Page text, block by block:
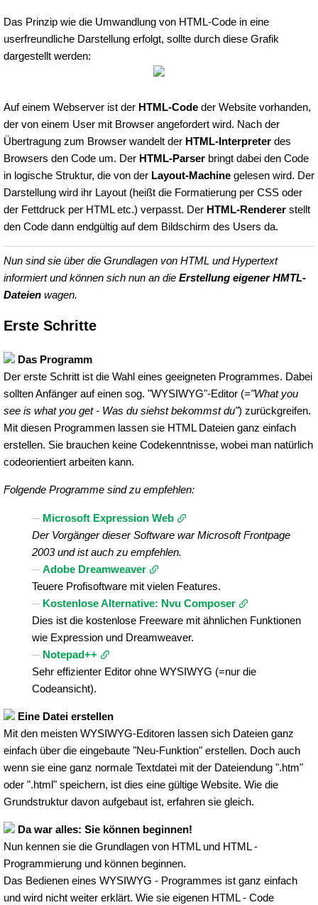
Das Prinzip wie die Umwandlung von HTML-Code in eine
userfreundliche Darstellung erfolgt, sollte durch diese Grafik
dargestellt werden:
Auf einem Webserver ist der HTML-Code der Website vorhanden,
der von einem User mit Browser angefordert wird. Nach der
Übertragung zum Browser wandelt der HTML-Interpreter des
Browsers den Code um. Der HTML-Parser bringt dabei den Code
in logische Struktur, die von der Layout-Machine gelesen wird. Der
Darstellung wird ihr Layout (heißt die Formatierung per CSS oder
der Fettdruck per HTML etc.) verpasst. Der HTML-Renderer stellt
den Code dann endgültig auf dem Bildschirm des Users da.
Nun sind sie über die Grundlagen von HTML und Hypertext
informiert und können sich nun an die Erstellung eigener HMTL-
Dateien wagen.
Erste Schritte
Das Programm
Der erste Schritt ist die Wahl eines geeigneten Programmes. Dabei
sollten Anfänger auf einen sog. "WYSIWYG"-Editor (="What you
see is what you get - Was du siehst bekommst du") zurückgreifen.
Mit diesen Programmen lassen sie HTML Dateien ganz einfach
erstellen. Sie brauchen keine Codekenntnisse, wobei man natürlich
codeorientiert arbeiten kann.
Folgende Programme sind zu empfehlen:
Microsoft Expression Web
Der Vorgänger dieser Software war Microsoft Frontpage
2003 und ist auch zu empfehlen.
Adobe Dreamweaver
Teuere Profisoftware mit vielen Features.
Kostenlose Alternative: Nvu Composer
Dies ist die kostenlose Freeware mit ähnlichen Funktionen
wie Expression und Dreamweaver.
Notepad++
Sehr effizienter Editor ohne WYSIWYG (=nur die
Codeansicht).
Eine Datei erstellen
Mit den meisten WYSIWYG-Editoren lassen sich Dateien ganz
einfach über die eingebaute "Neu-Funktion" erstellen. Doch auch
wenn sie eine ganz normale Textdatei mit der Dateiendung ".htm"
oder ".html" speichern, ist dies eine gültige Website. Wie die
Grundstruktur davon aufgebaut ist, erfahren sie gleich.
Da war alles: Sie können beginnen!
Nun kennen sie die Grundlagen von HTML und HTML -
Programmierung und können beginnen.
Das Bedienen eines WYSIWYG - Programmes ist ganz einfach
und wird nicht weiter erklärt. Wie sie eigenen HTML - Code